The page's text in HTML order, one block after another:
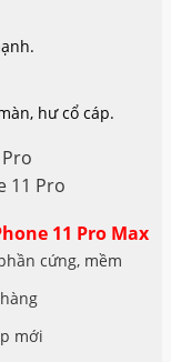
hư cổ cáp.
11 Pro
11 Pro Max
cứng, mềm
mới